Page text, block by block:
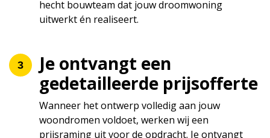
hecht bouwteam dat jouw droomwoning
uitwerkt én realiseert.
Je ontvangt een
gedetailleerde prijsofferte
Wanneer het ontwerp volledig aan jouw
woondromen voldoet, werken wij een
prijsraming uit voor de opdracht. Je ontvangt